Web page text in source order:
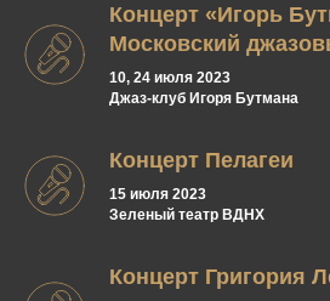
Концерт «Игорь
Московский
10, 24 июля 2023
Джаз-клуб Игоря Бутмана
Концерт Пелагеи
15 июля 2023
Зеленый театр ВДНХ
Концерт Григория